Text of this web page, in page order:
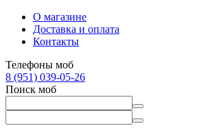
О магазине
Доставка и оплата
Контакты
Телефоны моб
8 (951) 039-05-26
Поиск моб